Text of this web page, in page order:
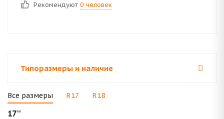
Рекомендуют 0 человек
Типоразмеры и наличие
Все размеры R17 R18
17''